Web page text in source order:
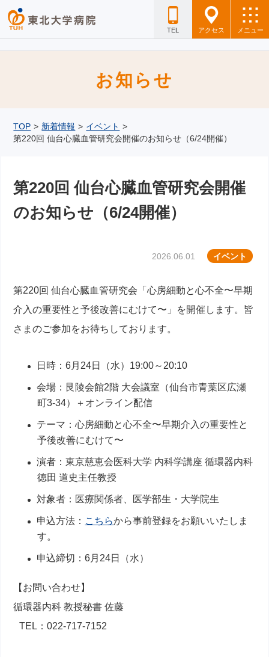
TEL アクセス メニュー
お知らせ
TOP > 新着情報 > イベント >
第220回 仙台心臓血管研究会開催のお知らせ（6/24開催）
第220回 仙台心臓血管研究会開催
のお知らせ（6/24開催）
2026.06.01 イベント
第220回 仙台心臓血管研究会「心房細動と心不全〜早期
介入の重要性と予後改善にむけて〜」を開催します。皆
さまのご参加をお待ちしております。
日時：6月24日（水）19:00～20:10
会場：艮陵会館2階 大会議室（仙台市青葉区広瀬
町3-34）＋オンライン配信
テーマ：心房細動と心不全〜早期介入の重要性と
予後改善にむけて〜
演者：東京慈恵会医科大学 内科学講座 循環器内科
徳田 道史主任教授
対象者：医療関係者、医学部生・大学院生
申込方法： こちらから事前登録をお願いいたしま
す。
申込締切：6月24日（水）
【お問い合わせ】
循環器内科 教授秘書 佐藤
TEL：022-717-7152